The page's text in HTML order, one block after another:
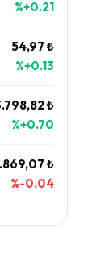
%+0.21
54,97 ₺
%+0.13
₺
%+0.70
₺
%-0.04